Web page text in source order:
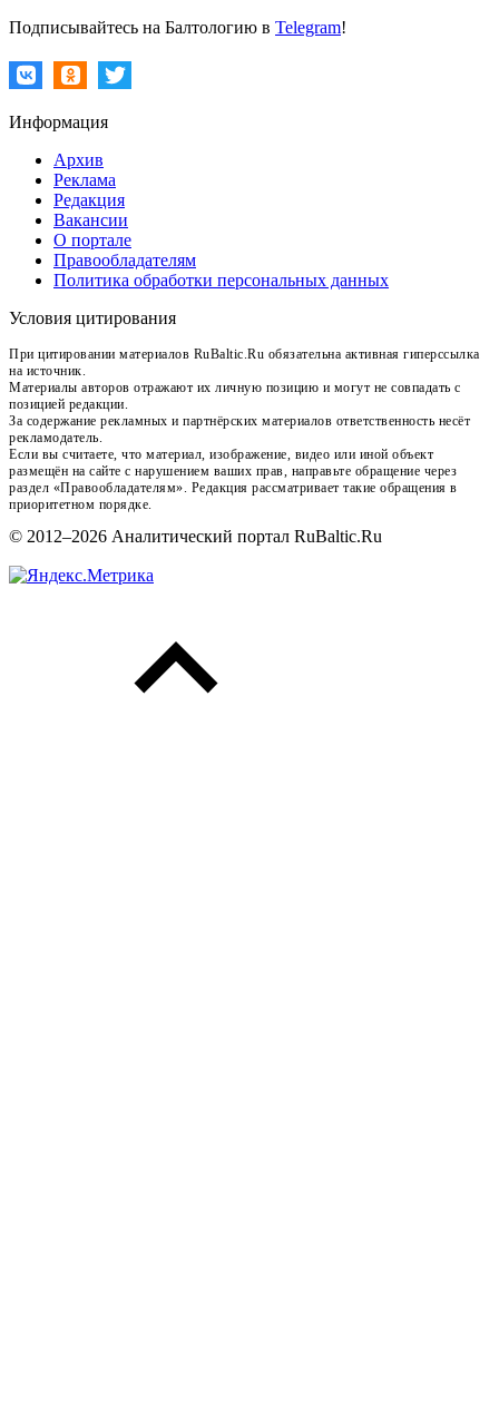
Подписывайтесь на Балтологию в Telegram!
Информация
Архив
Реклама
Редакция
Вакансии
О портале
Правообладателям
Политика обработки персональных данных
Условия цитирования
При цитировании материалов RuBaltic.Ru обязательна активная гиперссылка
на источник.
Материалы авторов отражают их личную позицию и могут не совпадать с
позицией редакции.
За содержание рекламных и партнёрских материалов ответственность несёт
рекламодатель.
Если вы считаете, что материал, изображение, видео или иной объект
размещён на сайте с нарушением ваших прав, направьте обращение через
раздел «Правообладателям». Редакция рассматривает такие обращения в
приоритетном порядке.
© 2012–2026 Аналитический портал RuBaltic.Ru